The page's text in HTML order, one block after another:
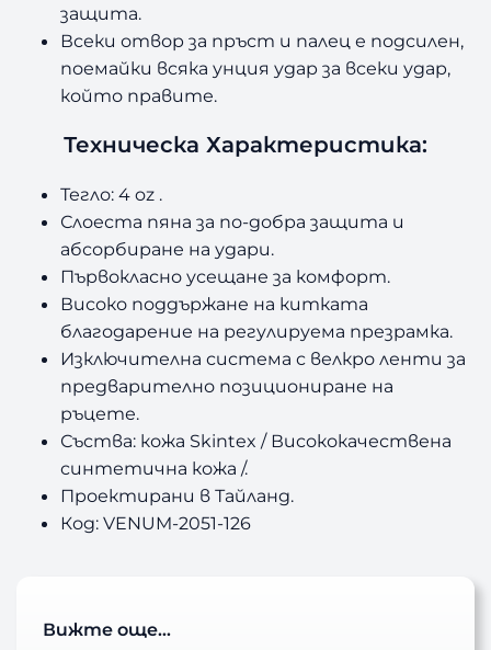
защита.
Всеки отвор за пръст и палец е подсилен,
поемайки всяка унция удар за всеки удар,
който правите.
Техническа Характеристика:
Тегло: 4 oz .
Слоеста пяна за по-добра защита и
абсорбиране на удари.
Първокласно усещане за комфорт.
Високо поддържане на китката
благодарение на регулируема презрамка.
Изключителна система с велкро ленти за
предварително позициониране на
ръцете.
Съства: кожа Skintex / Висококачествена
синтетична кожа /.
Проектирани в Тайланд.
Код: VENUM-2051-126
Вижте още…